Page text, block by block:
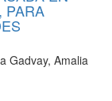
PARA
Gadvay, Amalia